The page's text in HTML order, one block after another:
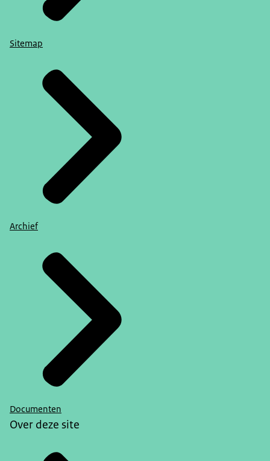
Sitemap
Archief
Documenten
Over deze site